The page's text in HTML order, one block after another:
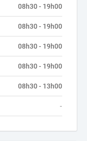
08h30 - 19h00
08h30 - 19h00
08h30 - 19h00
08h30 - 19h00
08h30 - 13h00
-